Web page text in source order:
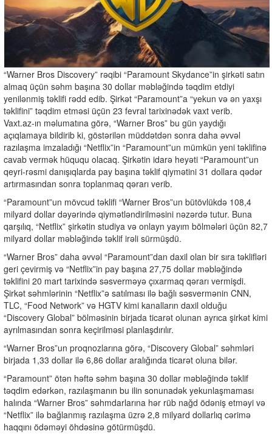
“Warner Bros Discovery” rəqibi “Paramount Skydance”in şirkəti satın
almaq üçün səhm başına 30 dollar məbləğində təqdim etdiyi
yenilənmiş təklifi rədd edib. Şirkət “Paramount”a “yekun və ən yaxşı
təklifini” təqdim etməsi üçün 23 fevral tarixinədək vaxt verib.
Vaxt.az-ın məlumatına görə, “Warner Bros” bu gün yaydığı
açıqlamaya bildirib ki, göstərilən müddətdən sonra daha əvvəl
razılaşma imzaladığı “Netflix”in “Paramount”un mümkün yeni təklifinə
cavab vermək hüququ olacaq. Şirkətin idarə heyəti “Paramount”un
qeyri-rəsmi danışıqlarda pay başına təklif qiymətini 31 dollara qədər
artırmasından sonra toplanmaq qərarı verib.
“Paramount”un mövcud təklifi “Warner Bros”un bütövlükdə 108,4
milyard dollar dəyərində qiymətləndirilməsini nəzərdə tutur. Buna
qarşılıq, “Netflix” şirkətin studiya və onlayn yayım bölmələri üçün 82,7
milyard dollar məbləğində təklif irəli sürmüşdü.
“Warner Bros” daha əvvəl “Paramount”dan daxil olan bir sıra təklifləri
geri çevirmiş və “Netflix”in pay başına 27,75 dollar məbləğində
təklifini 20 mart tarixində səsverməyə çıxarmaq qərarı vermişdi.
Şirkət səhmlərinin “Netflix”ə satılması ilə bağlı səsvermənin CNN,
TLC, “Food Network” və HGTV kimi kanalların daxil olduğu
“Discovery Global” bölməsinin birjada ticarət olunan ayrıca şirkət kimi
ayrılmasından sonra keçirilməsi planlaşdırılır.
“Warner Bros”un proqnozlarına görə, “Discovery Global” səhmləri
birjada 1,33 dollar ilə 6,86 dollar aralığında ticarət oluna bilər.
“Paramount” ötən həftə səhm başına 30 dollar məbləğində təklif
təqdim edərkən, razılaşmanın bu ilin sonunadək yekunlaşmaması
halında “Warner Bros” səhmdarlarına hər rüb nağd ödəniş etməyi və
“Netflix” ilə bağlanmış razılaşma üzrə 2,8 milyard dollarlıq cərimə
haqqını ödəməyi öhdəsinə götürmüşdü.